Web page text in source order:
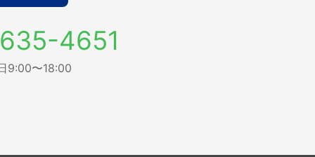
4651
9:00〜18:00